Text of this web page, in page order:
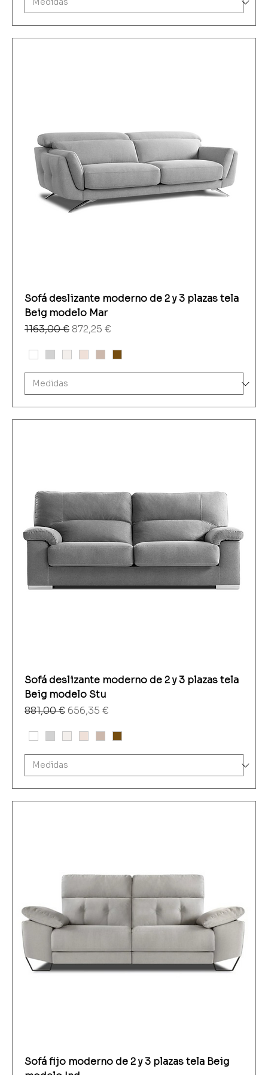
Sofá deslizante moderno de 2 y 3 plazas tela
Beig modelo Mar
Precio
1163,00 € Precio de oferta
872,25 €
Sofá deslizante moderno de 2 y 3 plazas tela
Beig modelo Stu
Precio
881,00 €Precio de oferta
656,35 €
Sofá fijo moderno de 2 y 3 plazas tela Beig